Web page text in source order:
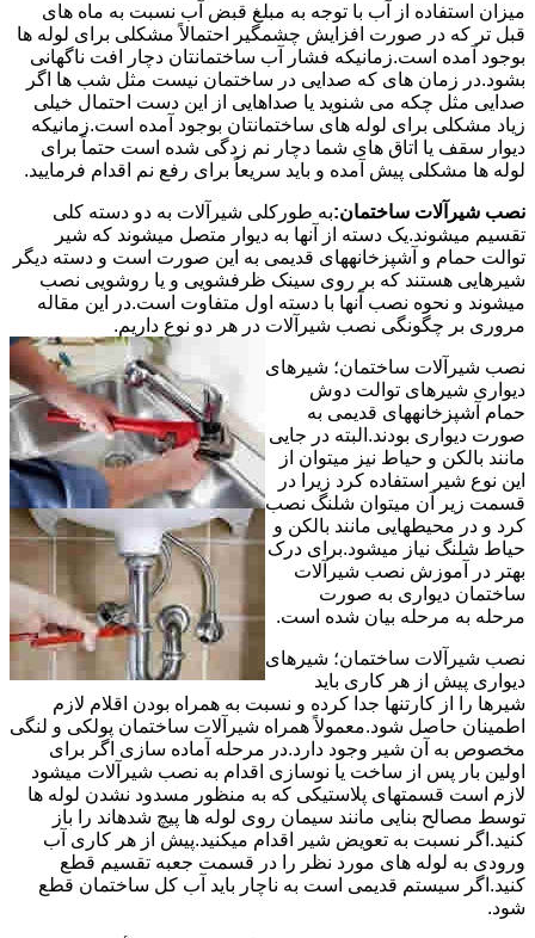
میزان استفاده از آب با توجه به مبلغ قبض آب نسبت به ماه های
قبل تر که در صورت افزایش چشمگیر احتمالاً مشکلی برای لوله ها
بوجود آمده است.زمانیکه فشار آب ساختمانتان دچار افت ناگهانی
بشود.در زمان های که صدایی در ساختمان نیست مثل شب ها اگر
صدایی مثل چکه می شنوید یا صداهایی از این دست احتمال خیلی
زیاد مشکلی برای لوله های ساختمانتان بوجود آمده است.زمانیکه
دیوار سقف یا اتاق های شما دچار نم زدگی شده است حتماً برای
لوله ها مشکلی پیش آمده و باید سریعاً برای رفع نم اقدام فرمایید.
نصب شیرآلات ساختمان:به طورکلی شیرآلات به دو دسته کلی
تقسیم میشوند.یک دسته از آنها به دیوار متصل میشوند که شیر
توالت حمام و آشپزخانههای قدیمی به این صورت است و دسته دیگر
شیرهایی هستند که بر روی سینک ظرفشویی و یا روشویی نصب
میشوند و نحوه نصب آنها با دسته اول متفاوت است.در این مقاله
مروری بر چگونگی نصب شیرآلات در هر دو نوع داریم.
نصب شیرآلات ساختمان؛ شیرهای
دیواری شیرهای توالت دوش
حمام آشپزخانههای قدیمی به
صورت دیواری بودند.البته در جایی
مانند بالکن و حیاط نیز میتوان از
این نوع شیر استفاده کرد زیرا در
قسمت زیر آن میتوان شلنگ نصب
کرد و در محیطهایی مانند بالکن و
حیاط شلنگ نیاز میشود.برای درک
بهتر در آموزش نصب شیرآلات
ساختمان دیواری به صورت
مرحله به مرحله بیان شده است.
نصب شیرآلات ساختمان؛ شیرهای
دیواری پیش از هر کاری باید
شیرها را از کارتنها جدا کرده و نسبت به همراه بودن اقلام لازم
اطمینان حاصل شود.معمولاً همراه شیرآلات ساختمان پولکی و لنگی
مخصوص به آن شیر وجود دارد.در مرحله آماده سازی اگر برای
اولین بار پس از ساخت یا نوسازی اقدام به نصب شیرآلات میشود
لازم است قسمتهای پلاستیکی که به منظور مسدود نشدن لوله ها
توسط مصالح بنایی مانند سیمان روی لوله ها پیچ شدهاند را باز
کنید.اگر نسبت به تعویض شیر اقدام میکنید.پیش از هر کاری آب
ورودی به لوله های مورد نظر را در قسمت جعبه تقسیم قطع
کنید.اگر سیستم قدیمی است به ناچار باید آب کل ساختمان قطع
شود.